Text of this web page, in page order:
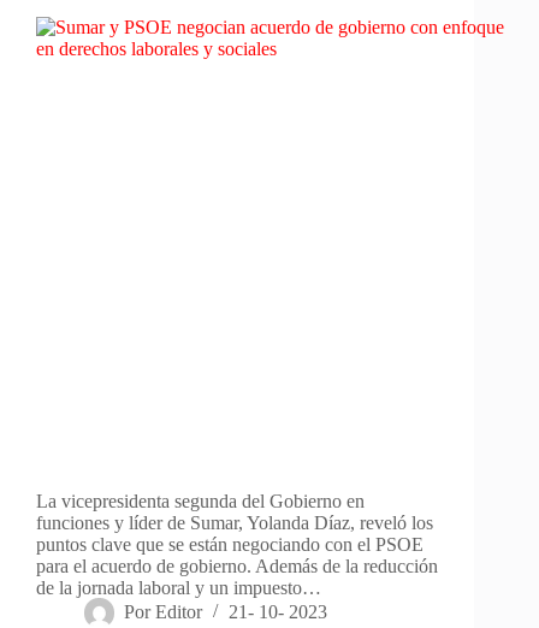
La vicepresidenta segunda del Gobierno en
funciones y líder de Sumar, Yolanda Díaz, reveló los
puntos clave que se están negociando con el PSOE
para el acuerdo de gobierno. Además de la reducción
de la jornada laboral y un impuesto…
Por Editor 21- 10- 2023